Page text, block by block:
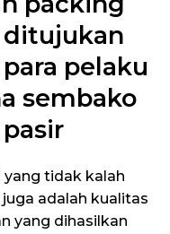
pelaku
sembako
yang tidak kalah
adalah kualitas
yang dihasilkan